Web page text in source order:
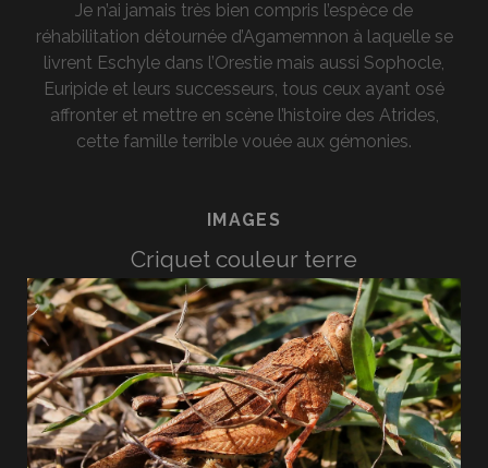
Je n’ai jamais très bien compris l’espèce de
réhabilitation détournée d’Agamemnon à laquelle se
livrent Eschyle dans l’Orestie mais aussi Sophocle,
Euripide et leurs successeurs, tous ceux ayant osé
affronter et mettre en scène l’histoire des Atrides,
cette famille terrible vouée aux gémonies.
IMAGES
Criquet couleur terre